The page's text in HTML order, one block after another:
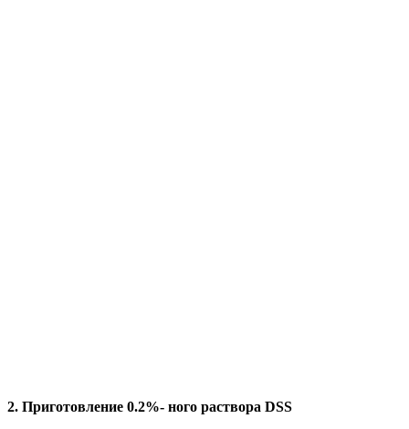
2. Приготовление 0.2%- ного раствора DSS